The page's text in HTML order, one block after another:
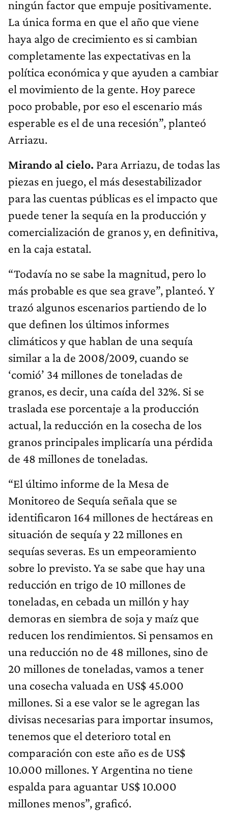
ningún factor que empuje positivamente.
La única forma en que el año que viene
haya algo de crecimiento es si cambian
completamente las expectativas en la
política económica y que ayuden a cambiar
el movimiento de la gente. Hoy parece
poco probable, por eso el escenario más
esperable es el de una recesión”, planteó
Arriazu.
Mirando al cielo. Para Arriazu, de todas las
piezas en juego, el más desestabilizador
para las cuentas públicas es el impacto que
puede tener la sequía en la producción y
comercialización de granos y, en definitiva,
en la caja estatal.
“Todavía no se sabe la magnitud, pero lo
más probable es que sea grave”, planteó. Y
trazó algunos escenarios partiendo de lo
que definen los últimos informes
climáticos y que hablan de una sequía
similar a la de 2008/2009, cuando se
‘comió’ 34 millones de toneladas de
granos, es decir, una caída del 32%. Si se
traslada ese porcentaje a la producción
actual, la reducción en la cosecha de los
granos principales implicaría una pérdida
de 48 millones de toneladas.
“El último informe de la Mesa de
Monitoreo de Sequía señala que se
identificaron 164 millones de hectáreas en
situación de sequía y 22 millones en
sequías severas. Es un empeoramiento
sobre lo previsto. Ya se sabe que hay una
reducción en trigo de 10 millones de
toneladas, en cebada un millón y hay
demoras en siembra de soja y maíz que
reducen los rendimientos. Si pensamos en
una reducción no de 48 millones, sino de
20 millones de toneladas, vamos a tener
una cosecha valuada en US$ 45.000
millones. Si a ese valor se le agregan las
divisas necesarias para importar insumos,
tenemos que el deterioro total en
comparación con este año es de US$
10.000 millones. Y Argentina no tiene
espalda para aguantar US$ 10.000
millones menos”, graficó.